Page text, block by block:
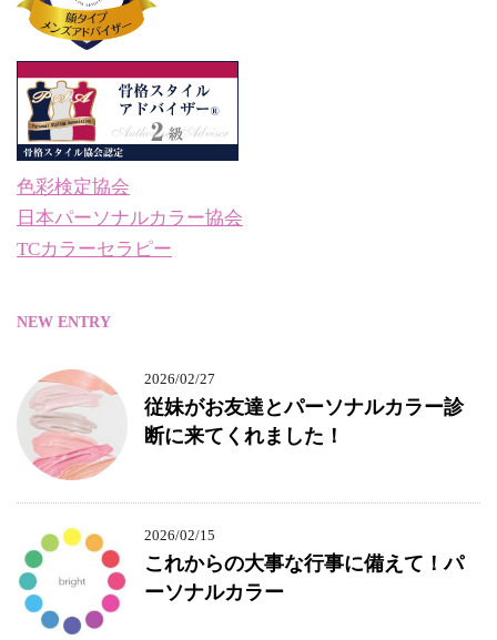
色彩検定協会
日本パーソナルカラー協会
TCカラーセラピー
NEW ENTRY
2026/02/27
従妹がお友達とパーソナルカラー診
断に来てくれました！
2026/02/15
これからの大事な行事に備えて！パ
ーソナルカラー